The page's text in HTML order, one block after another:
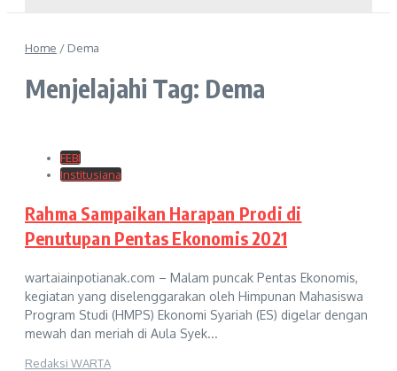
Home / Dema
Menjelajahi Tag: Dema
FEBI
Institusiana
Rahma Sampaikan Harapan Prodi di
Penutupan Pentas Ekonomis 2021
wartaiainpotianak.com – Malam puncak Pentas Ekonomis,
kegiatan yang diselenggarakan oleh Himpunan Mahasiswa
Program Studi (HMPS) Ekonomi Syariah (ES) digelar dengan
mewah dan meriah di Aula Syek...
Redaksi WARTA